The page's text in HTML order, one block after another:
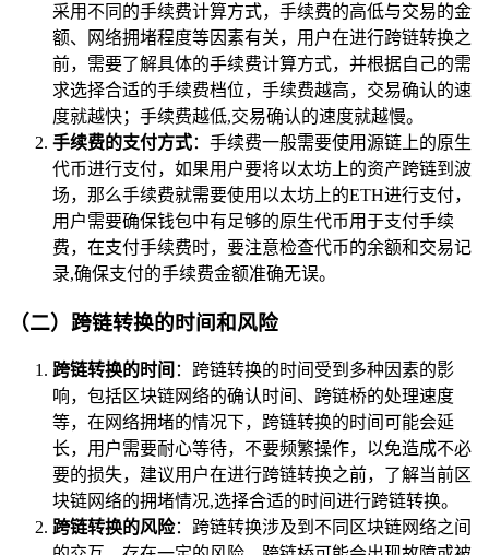
采用不同的手续费计算方式，手续费的高低与交易的金
额、网络拥堵程度等因素有关，用户在进行跨链转换之
前，需要了解具体的手续费计算方式，并根据自己的需
求选择合适的手续费档位，手续费越高，交易确认的速
度就越快；手续费越低,交易确认的速度就越慢。
手续费的支付方式：手续费一般需要使用源链上的原生
代币进行支付，如果用户要将以太坊上的资产跨链到波
场，那么手续费就需要使用以太坊上的ETH进行支付，
用户需要确保钱包中有足够的原生代币用于支付手续
费，在支付手续费时，要注意检查代币的余额和交易记
录,确保支付的手续费金额准确无误。
（二）跨链转换的时间和风险
跨链转换的时间 ：跨链转换的时间受到多种因素的影
响，包括区块链网络的确认时间、跨链桥的处理速度
等，在网络拥堵的情况下，跨链转换的时间可能会延
长，用户需要耐心等待，不要频繁操作，以免造成不必
要的损失，建议用户在进行跨链转换之前，了解当前区
块链网络的拥堵情况,选择合适的时间进行跨链转换。
跨链转换的风险：跨链转换涉及到不同区块链网络之间